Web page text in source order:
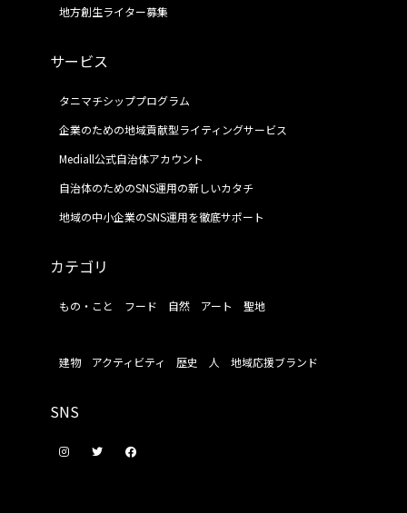
地方創生ライター募集
サービス
タニマチシッププログラム
企業のための地域貢献型ライティングサービス
Mediall公式自治体アカウント
自治体のためのSNS運用の新しいカタチ
地域の中小企業のSNS運用を徹底サポート
カテゴリ
もの・こと フード 自然 アート 聖地
建物 アクティビティ 歴史 人 地域応援ブランド
SNS